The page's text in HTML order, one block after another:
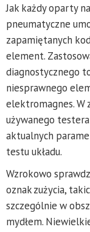
Jak każdy oparty
pneumatyczne
zapamiętanych
element.
diagnostycznego
niesprawnego
elektromagnes. W
używanego
aktualnych
testu układu.
Wzrokowo
oznak zużycia,
szczególnie w
mydłem.